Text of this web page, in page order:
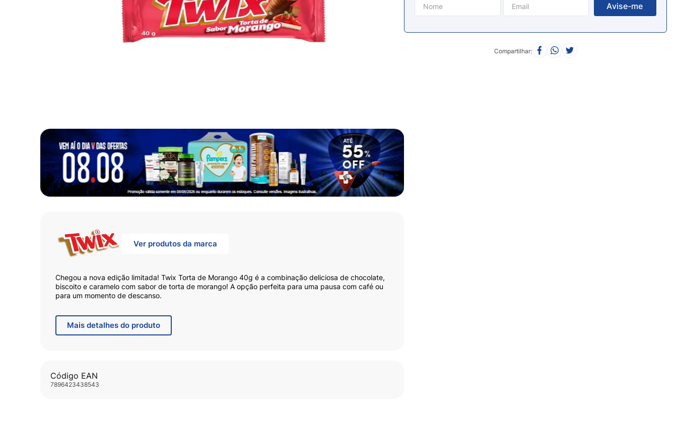
Compartilhar
Ver produtos da marca
Chegou a nova edição limitada! Twix Torta de Morango 40g é a combinação deliciosa de chocolate,
biscoito e caramelo com sabor de torta de morango! A opção perfeita para uma pausa com café ou
para um momento de descanso.
Mais detalhes do produto
Código EAN
7896423438543
fralda